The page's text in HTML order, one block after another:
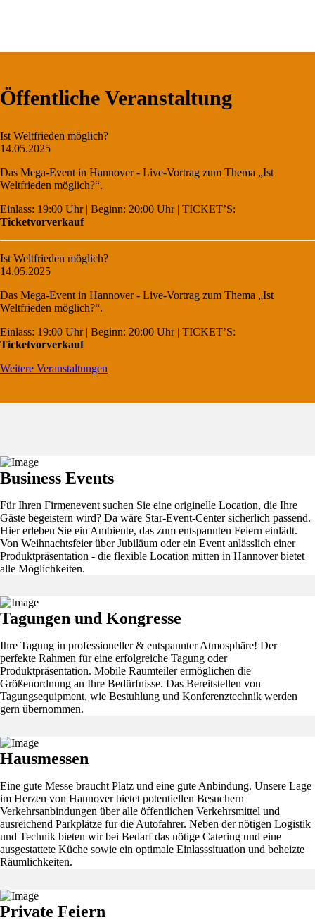
Öffentliche Veranstaltung
Ist Weltfrieden möglich?
14.05.2025
Das Mega-Event in Hannover - Live-Vortrag zum Thema „Ist
Weltfrieden möglich?“.
Einlass: 19:00 Uhr | Beginn: 20:00 Uhr | TICKET’S:
Ticketvorverkauf
Ist Weltfrieden möglich?
14.05.2025
Das Mega-Event in Hannover - Live-Vortrag zum Thema „Ist
Weltfrieden möglich?“.
Einlass: 19:00 Uhr | Beginn: 20:00 Uhr | TICKET’S:
Ticketvorverkauf
Weitere Veranstaltungen
Business Events
Für Ihren Firmenevent suchen Sie eine originelle Location, die Ihre
Gäste begeistern wird? Da wäre Star-Event-Center sicherlich passend.
Hier erleben Sie ein Ambiente, das zum entspannten Feiern einlädt.
Von Weihnachtsfeier über Jubiläum oder ein Event anlässlich einer
Produktpräsentation - die flexible Location mitten in Hannover bietet
alle Möglichkeiten.
Tagungen und Kongresse
Ihre Tagung in professioneller & entspannter Atmosphäre! Der
perfekte Rahmen für eine erfolgreiche Tagung oder
Produktpräsentation. Mobile Raumteiler ermöglichen die
Größenordnung an Ihre Bedürfnisse. Das Bereitstellen von
Tagungsequipment, wie Bestuhlung und Konferenztechnik werden
gern übernommen.
Hausmessen
Eine gute Messe braucht Platz und eine gute Anbindung. Unsere Lage
im Herzen von Hannover bietet potentiellen Besuchern
Verkehrsanbindungen über alle öffentlichen Verkehrsmittel und
ausreichend Parkplätze für die Autofahrer. Neben der nötigen Logistik
und Technik bieten wir bei Bedarf das nötige Catering und eine
ausgestattete Küche sowie ein optimale Einlasssituation und beheizte
Räumlichkeiten.
Private Feiern